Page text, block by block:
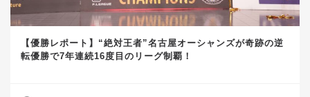
【優勝レポート】“絶対王者”名古屋オーシャンズが奇跡の逆
転優勝で7年連続16度目のリーグ制覇！